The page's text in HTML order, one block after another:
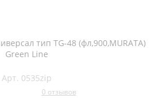
тип TG-48 (фл,900,MURATA)
Green Line
Арт. 0535zip
0 отзывов